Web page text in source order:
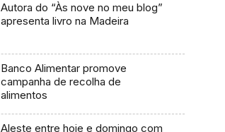
Autora do “Às nove no meu blog”
apresenta livro na Madeira
Banco Alimentar promove
campanha de recolha de
alimentos
Aleste entre hoje e domingo com